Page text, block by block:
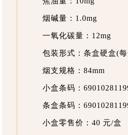
烟碱量：1.0mg
一氧化碳量：12mg
包装形式：条盒硬盒(
烟支规格：84mm
小盒条码：
条盒条码：
小盒零售价：40 元/盒